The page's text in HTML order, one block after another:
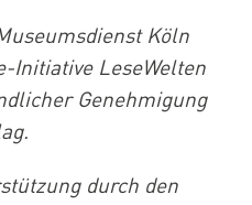
Köln
Initiative LeseWelten
Genehmigung
durch den